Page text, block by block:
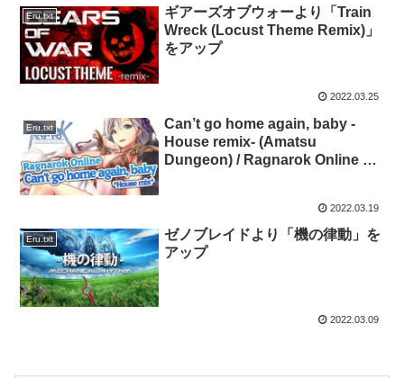
Eru.txt
ギアーズオブウォーより「Train
Wreck (Locust Theme Remix)」
をアップ
2022.03.25
Eru.txt
Can’t go home again, baby -
House remix- (Amatsu
Dungeon) / Ragnarok Online を
2022.03.19
Eru.txt
ゼノブレイドより「機の律動」を
アップ
2022.03.09